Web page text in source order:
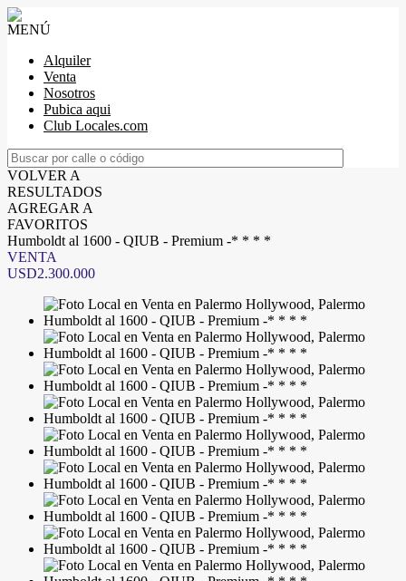
MENÚ
Alquiler
Venta
Nosotros
Pubica aqui
Club Locales.com
VOLVER A
RESULTADOS
AGREGAR A
FAVORITOS
Humboldt al 1600 - QIUB - Premium -* * * *
VENTA
USD2.300.000